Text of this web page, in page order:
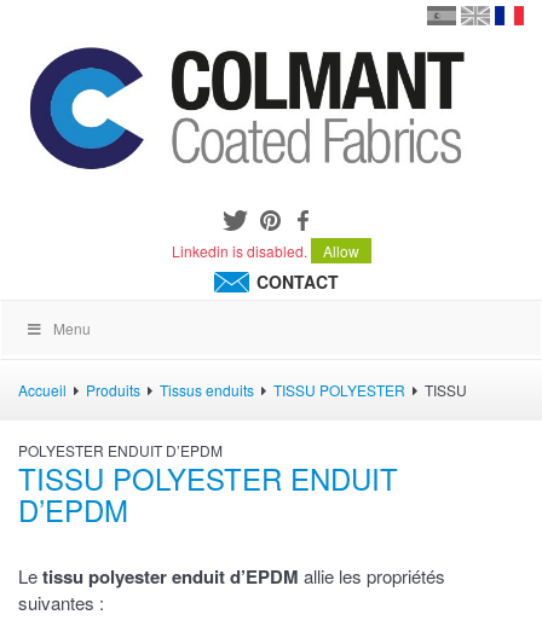
español
Linkedin is disabled. Allow
CONTACT
Menu
Accueil Produits Tissus enduits TISSU POLYESTER TISSU
POLYESTER ENDUIT D’EPDM
TISSU POLYESTER ENDUIT
D’EPDM
Letissu polyester enduit d’EPDM allie les propriétés
suivantes :